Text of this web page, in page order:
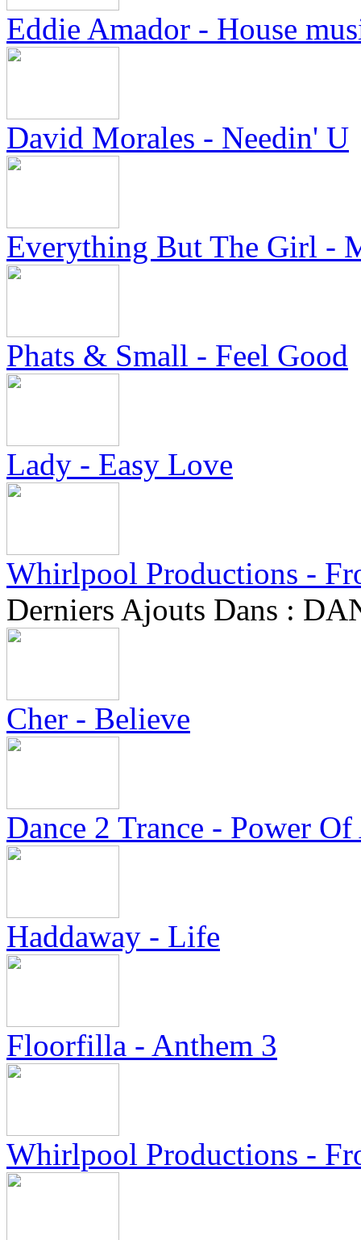
Eddie Amador - House
David Morales - Needin' U
Everything But The Girl -
Phats & Small - Feel Good
Lady - Easy Love
Whirlpool Productions -
Derniers Ajouts Dans :
Cher - Believe
Dance 2 Trance - Power
Haddaway - Life
Floorfilla - Anthem 3
Whirlpool Productions -